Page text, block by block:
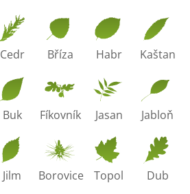
Cedr Bříza Habr Kaštan
Buk Fíkovník Jasan Jabloň
Jilm Borovice Topol Dub